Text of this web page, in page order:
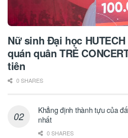
Nữ sinh Đại học
quán quân TRẺ
tiên
0 SHARES
Khẳng định thành tựu của
nhất
0 SHARES